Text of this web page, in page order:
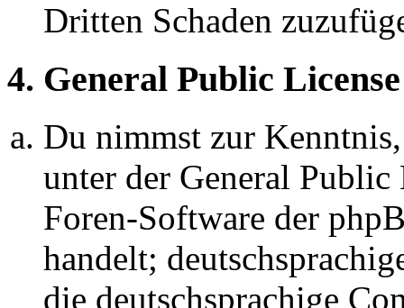
Dritten Schaden
4. General Public License
Du nimmst zur
unter der General
Foren-Software der
handelt;
die deutschsprachige